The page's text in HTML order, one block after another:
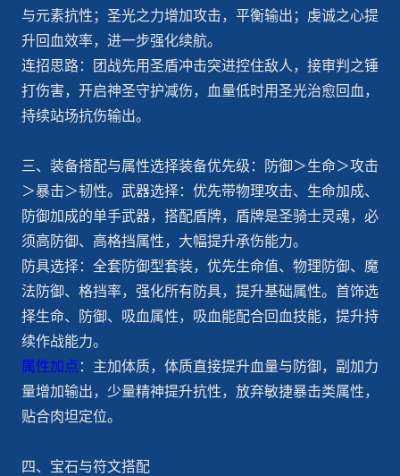
与元素抗性；圣光之力增加攻击，平衡输出；虔诚之心提
升回血效率，进一步强化续航。
连招思路：团战先用圣盾冲击突进控住敌人，接审判之锤
打伤害，开启神圣守护减伤，血量低时用圣光治愈回血，
持续站场抗伤输出。
三、装备搭配与属性选择装备优先级：防御＞生命＞攻击
＞暴击＞韧性。武器选择：优先带物理攻击、生命加成、
防御加成的单手武器，搭配盾牌，盾牌是圣骑士灵魂，必
须高防御、高格挡属性，大幅提升承伤能力。
防具选择：全套防御型套装，优先生命值、物理防御、魔
法防御、格挡率，强化所有防具，提升基础属性。首饰选
择生命、防御、吸血属性，吸血能配合回血技能，提升持
续作战能力。
属性加点 ：主加体质，体质直接提升血量与防御，副加力
量增加输出，少量精神提升抗性，放弃敏捷暴击类属性，
贴合肉坦定位。
四、宝石与符文搭配